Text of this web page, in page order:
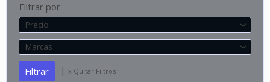
Filtrar por
Precio
Marcas
| x Quitar Filtros